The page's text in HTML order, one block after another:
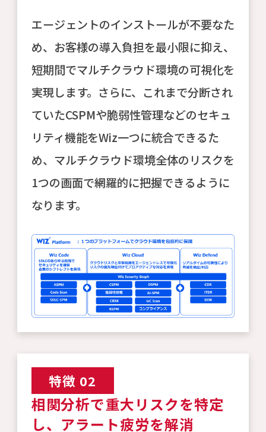
エージェントのインストールが不要なた
め、お客様の導入負担を最小限に抑え、
短期間でマルチクラウド環境の可視化を
実現します。さらに、これまで分断され
ていたCSPMや脆弱性管理などのセキュ
リティ機能をWiz一つに統合できるた
め、マルチクラウド環境全体のリスクを
1つの画面で網羅的に把握できるように
なります。
特徴 02
相関分析で重大リスクを特定
し、アラート疲労を解消